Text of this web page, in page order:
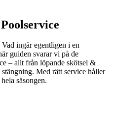
ingår egentligen i en
guiden svarar vi på de
– allt från löpande skötsel &
Med rätt service håller
säsongen.